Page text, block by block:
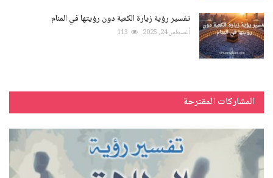
تفسير رؤية زيارة الكعبة دون رؤيتها في المنام
أغسطس 24, 2025 113
المشاركات المقترحة